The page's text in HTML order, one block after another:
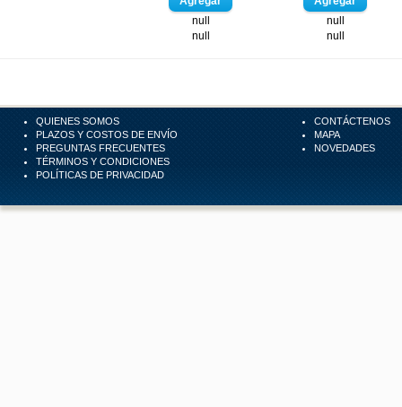
null
null
null
null
QUIENES SOMOS
PLAZOS Y COSTOS DE ENVÍO
PREGUNTAS FRECUENTES
TÉRMINOS Y CONDICIONES
POLÍTICAS DE PRIVACIDAD
CONTÁCTENOS
MAPA
NOVEDADES